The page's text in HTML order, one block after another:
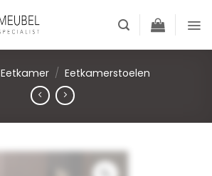
Eetkamer / Eetkamerstoelen